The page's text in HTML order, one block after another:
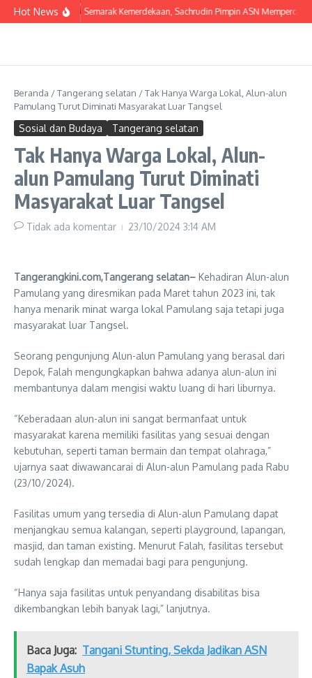
Lewati ke konten
Hot News Semarak Kemerdekaan, Sachrudin Pimpin ASN
Beranda /Tangerang selatan /Tak Hanya Warga Lokal, Alun-alun
Pamulang Turut Diminati Masyarakat Luar Tangsel
Sosial dan Budaya Tangerang selatan
Tak Hanya Warga Lokal, Alun-
alun Pamulang Turut Diminati
Masyarakat Luar Tangsel
Tidak ada komentar 23/10/2024 3:14 AM
Tangerangkini.com,Tangerang selatan– Kehadiran Alun-alun
Pamulang yang diresmikan pada Maret tahun 2023 ini, tak
hanya menarik minat warga lokal Pamulang saja tetapi juga
masyarakat luar Tangsel.
Seorang pengunjung Alun-alun Pamulang yang berasal dari
Depok, Falah mengungkapkan bahwa adanya alun-alun ini
membantunya dalam mengisi waktu luang di hari liburnya.
“Keberadaan alun-alun ini sangat bermanfaat untuk
masyarakat karena memiliki fasilitas yang sesuai dengan
kebutuhan, seperti taman bermain dan tempat olahraga,”
ujarnya saat diwawancarai di Alun-alun Pamulang pada Rabu
(23/10/2024).
Fasilitas umum yang tersedia di Alun-alun Pamulang dapat
menjangkau semua kalangan, seperti playground, lapangan,
masjid, dan taman existing. Menurut Falah, fasilitas tersebut
sudah lengkap dan memadai bagi para pengunjung.
“Hanya saja fasilitas untuk penyandang disabilitas bisa
dikembangkan lebih banyak lagi,” lanjutnya.
Baca Juga: Tangani Stunting, Sekda Jadikan ASN
Bapak Asuh